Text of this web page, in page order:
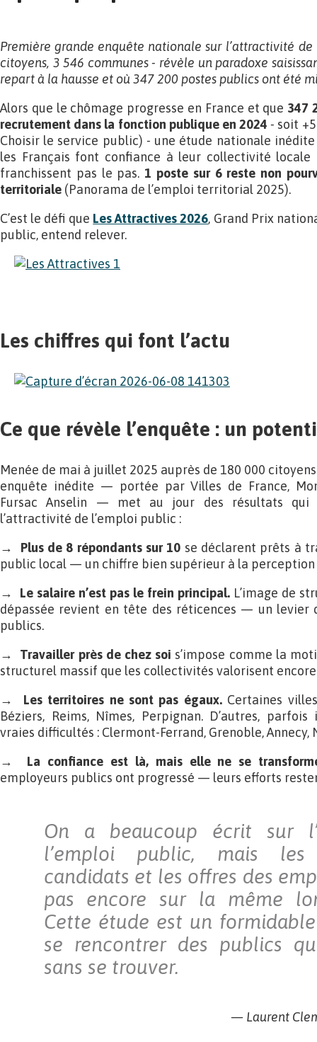
Première grande enquête nationale sur l’attractivité
citoyens, 3 546 communes- révèle un paradoxe
repart à la hausse et où 347 200 postes publics ont été
Alors que le chômage progresse en France et que 347
recrutement dans la fonction publique en 2024 - soit
Choisir le service public) - une étude nationale
les Français font confiance à leur collectivité locale
franchissent pas le pas. 1 poste sur 6 reste non
territoriale (Panorama de l’emploi territorial 2025).
C’est le défi que Les Attractives 2026, Grand Prix
public, entend relever.
Les chiffres qui font l’actu
Ce que révèle l’enquête : un
Menée de mai à juillet 2025 auprès de 180 000
enquête inédite — portée par Villes de France,
Fursac Anselin — met au jour des résultats qui
l’attractivité de l’emploi public :
→ Plus de 8 répondants sur 10 se déclarent prêts à
public local — un chiffre bien supérieur à la
→ Le salaire n’est pas le frein principal. L’image de
dépassée revient en tête des réticences — un levier
publics.
→ Travailler près de chez soi s’impose comme la
structurel massif que les collectivités valorisent
→ Les territoires ne sont pas égaux. Certaines
Béziers, Reims, Nîmes, Perpignan. D’autres,
vraies difficultés : Clermont-Ferrand, Grenoble, Annecy,
→ La confiance est là, mais elle ne se
employeurs publics ont progressé — leurs efforts
On a beaucoup écrit sur
l’emploi public, mais
candidats et les offres des
pas encore sur la même
Cette étude est un
se rencontrer des publics
sans se trouver.
— Laurent